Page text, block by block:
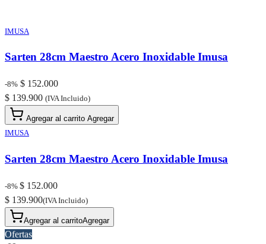
IMUSA
Sarten 28cm Maestro Acero Inoxidable Imusa
-8% $ 152.000
$ 139.900 (IVA Incluido)
Agregar al carrito Agregar
IMUSA
Sarten 28cm Maestro Acero Inoxidable Imusa
-8% $ 152.000
$ 139.900(IVA Incluido)
Agregar al carritoAgregar
Ofertas